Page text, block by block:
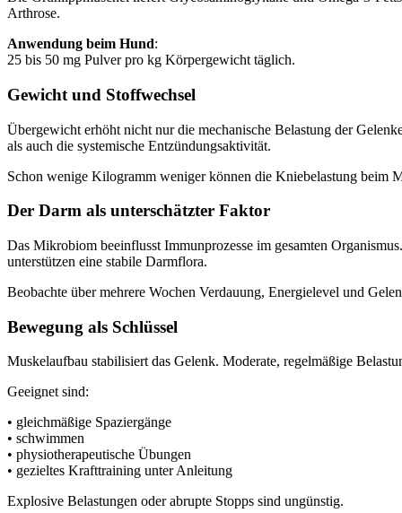
Arthrose.
Anwendung beim Hund:
25 bis 50 mg Pulver pro kg Körpergewicht täglich.
Gewicht und Stoffwechsel
Übergewicht erhöht nicht nur die mechanische Belastung der
als auch die systemische Entzündungsaktivität.
Schon wenige Kilogramm weniger können die Kniebelastung beim
Der Darm als unterschätzter Faktor
Das Mikrobiom beeinflusst Immunprozesse im gesamten
unterstützen eine stabile Darmflora.
Beobachte über mehrere Wochen Verdauung, Energielevel und
Bewegung als Schlüssel
Muskelaufbau stabilisiert das Gelenk. Moderate, regelmäßige
Geeignet sind:
• gleichmäßige Spaziergänge
• schwimmen
• physiotherapeutische Übungen
• gezieltes Krafttraining unter Anleitung
Explosive Belastungen oder abrupte Stopps sind ungünstig.